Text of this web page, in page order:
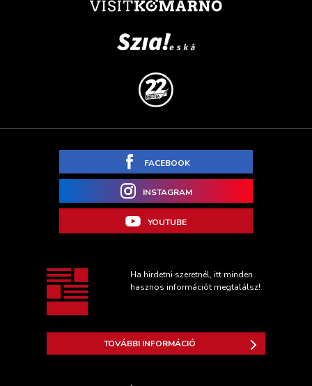
FACEBOOK
INSTAGRAM
YOUTUBE
Ha hirdetni szeretnél, itt minden
hasznos információt megtalálsz!
TOVÁBBI INFORMÁCIÓ